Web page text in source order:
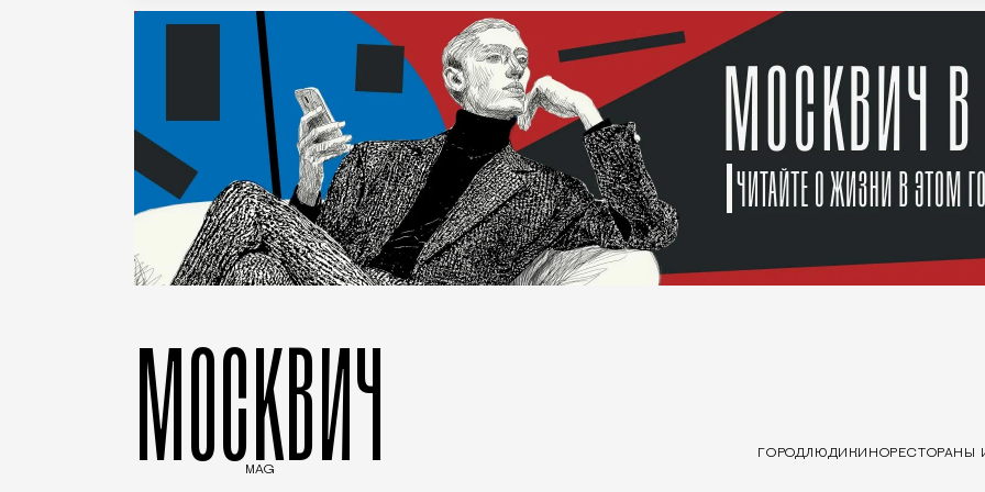
МОСКВИЧ
MAG
ГОРОДЛЮДИ КИНОРЕСТОРАНЫ